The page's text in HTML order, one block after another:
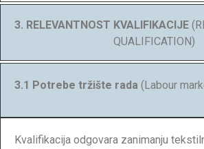
3. RELEVANTNOST KVALIFIKACIJE
QUALIFICATION)
3.1 Potrebe tržište rada (Labour
Kvalifikacija odgovara zanimanju